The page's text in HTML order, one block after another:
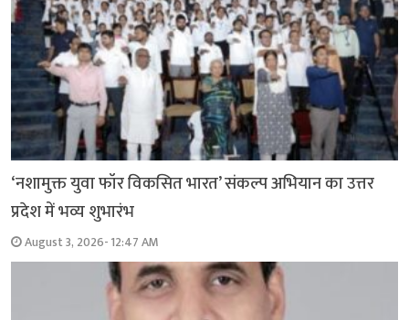
‘नशामुक्त युवा फॉर विकसित भारत’ संकल्प अभियान का उत्तर
प्रदेश में भव्य शुभारंभ
August 3, 2026- 12:47 AM